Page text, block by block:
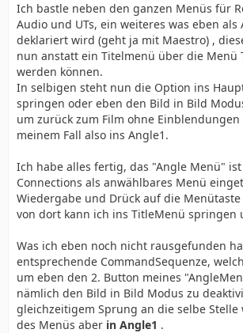
Ich bastle neben den ganzen Menüs für
Audio und UTs, ein weiteres was eben als
deklariert wird (geht ja mit Maestro) ,
nun anstatt ein Titelmenü über die Menü
werden können.
In selbigen steht nun die Option ins
springen oder eben den Bild in Bild
um zurück zum Film ohne
meinem Fall also ins Angle1.
Ich habe alles fertig, das "Angle Menü"
Connections als anwählbares Menü
Wiedergabe und Drück auf die
von dort kann ich ins TitleMenü springen
Was ich eben noch nicht rausgefunden
entsprechende CommandSequenze,
um eben den 2. Button meines
nämlich den Bild in Bild Modus zu
gleichzeitigem Sprung an die selbe
des Menüs aber in Angle1 .